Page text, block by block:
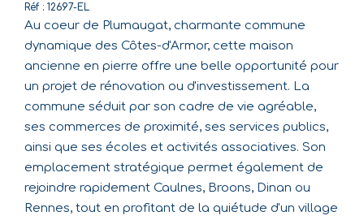
Réf : 12697-EL
Au coeur de Plumaugat, charmante commune
dynamique des Côtes-d'Armor, cette maison
ancienne en pierre offre une belle opportunité pour
un projet de rénovation ou d'investissement. La
commune séduit par son cadre de vie agréable,
ses commerces de proximité, ses services publics,
ainsi que ses écoles et activités associatives. Son
emplacement stratégique permet également de
rejoindre rapidement Caulnes, Broons, Dinan ou
Rennes, tout en profitant de la quiétude d'un village